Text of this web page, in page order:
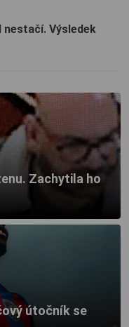
nestačí. Výsledek
Zachytila ho
útočník se